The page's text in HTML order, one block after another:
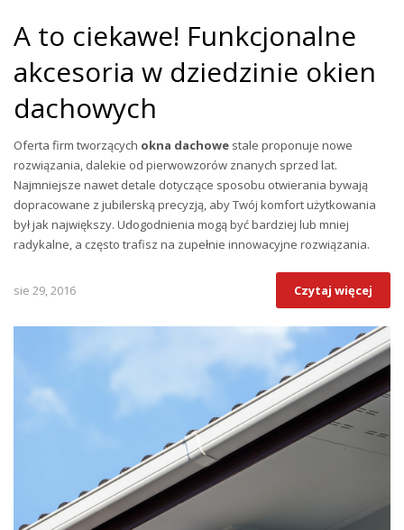
A to ciekawe! Funkcjonalne
akcesoria w dziedzinie okien
dachowych
Oferta firm tworzących okna dachowe stale proponuje nowe
rozwiązania, dalekie od pierwowzorów znanych sprzed lat.
Najmniejsze nawet detale dotyczące sposobu otwierania bywają
dopracowane z jubilerską precyzją, aby Twój komfort użytkowania
był jak największy. Udogodnienia mogą być bardziej lub mniej
radykalne, a często trafisz na zupełnie innowacyjne rozwiązania.
sie 29, 2016 Czytaj więcej